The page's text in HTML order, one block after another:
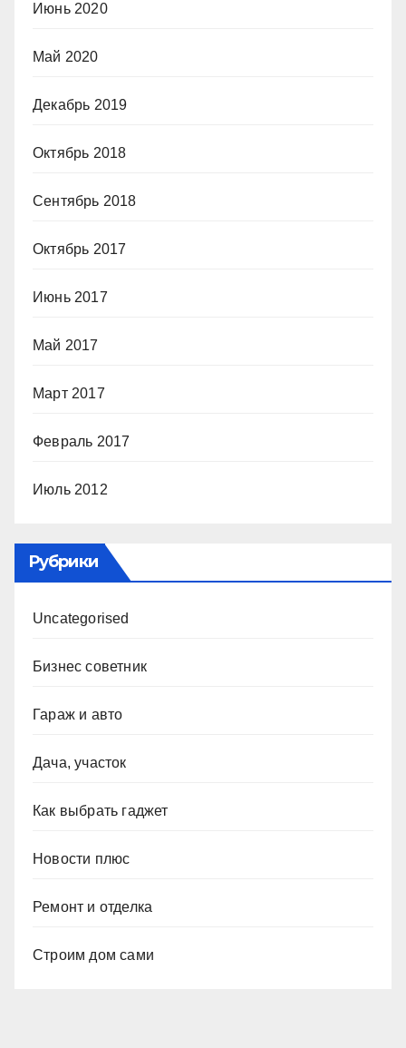
Июнь 2020
Май 2020
Декабрь 2019
Октябрь 2018
Сентябрь 2018
Октябрь 2017
Июнь 2017
Май 2017
Март 2017
Февраль 2017
Июль 2012
Рубрики
Uncategorised
Бизнес советник
Гараж и авто
Дача, участок
Как выбрать гаджет
Новости плюс
Ремонт и отделка
Строим дом сами